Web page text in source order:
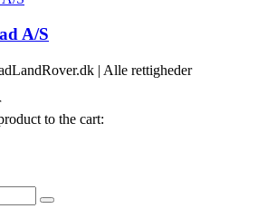
A/S
| Alle rettigheder
to the cart: